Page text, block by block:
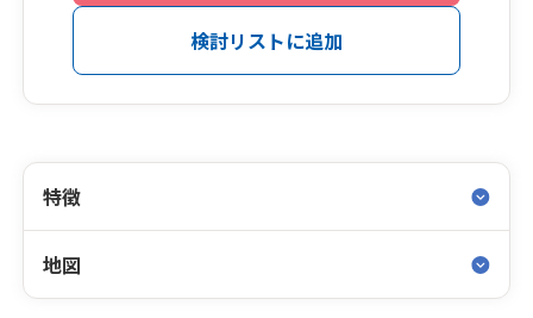
検討リストに追加
特徴
地図